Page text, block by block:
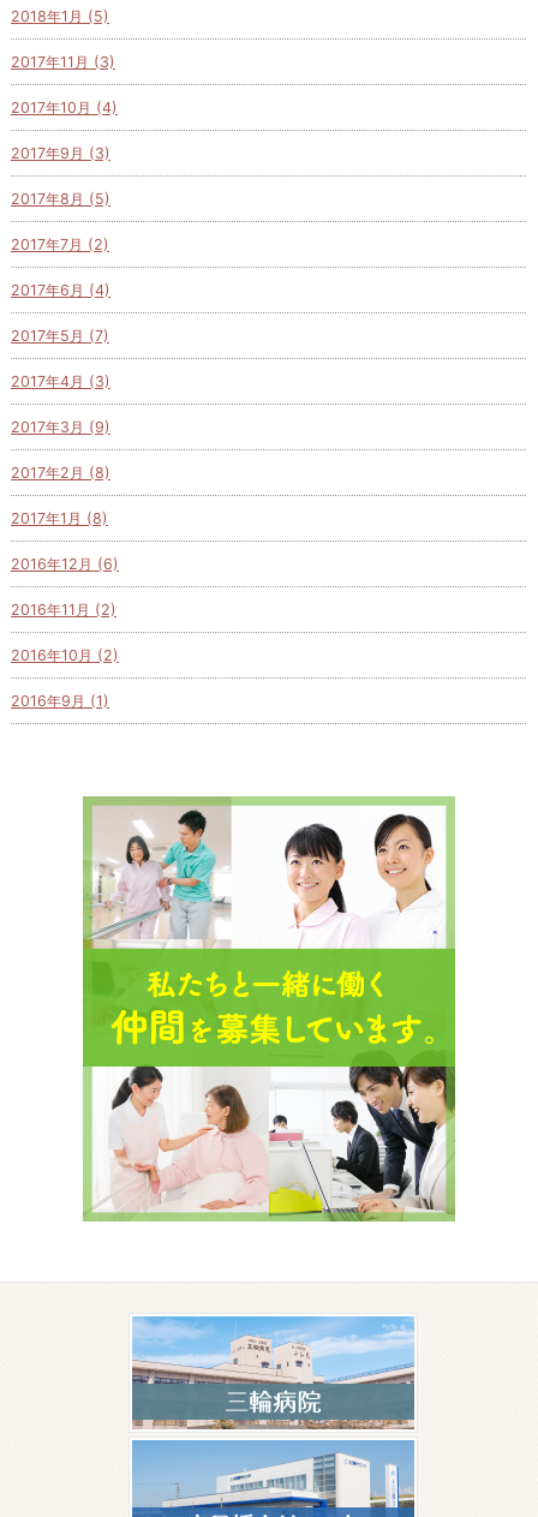
2018年1月 (5)
2017年11月 (3)
2017年10月 (4)
2017年9月 (3)
2017年8月 (5)
2017年7月 (2)
2017年6月 (4)
2017年5月 (7)
2017年4月 (3)
2017年3月 (9)
2017年2月 (8)
2017年1月 (8)
2016年12月 (6)
2016年11月 (2)
2016年10月 (2)
2016年9月 (1)